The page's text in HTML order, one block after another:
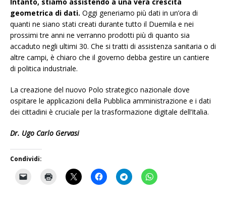
Intanto, stiamo assistendo a una vera crescita
geometrica di dati. Oggi generiamo più dati in un’ora di
quanti ne siano stati creati durante tutto il Duemila e nei
prossimi tre anni ne verranno prodotti più di quanto sia
accaduto negli ultimi 30. Che si tratti di assistenza sanitaria o di
altre campi, è chiaro che il governo debba gestire un cantiere
di politica industriale.
La creazione del nuovo Polo strategico nazionale dove
ospitare le applicazioni della Pubblica amministrazione e i dati
dei cittadini è cruciale per la trasformazione digitale dell’Italia.
Dr. Ugo Carlo Gervasi
Condividi: